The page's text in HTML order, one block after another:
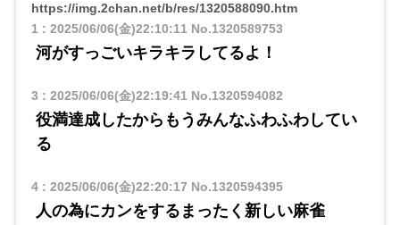
https://img.2chan.net/b/res/1320588090.htm
1 : 2025/06/06(金)22:10:11 No.1320589753
河がすっごいキラキラしてるよ！
3 : 2025/06/06(金)22:19:41 No.1320594082
役満達成したからもうみんなふわふわしてい
る
4: 2025/06/06(金)22:20:17 No.1320594395
人の為にカンをするまったく新しい麻雀